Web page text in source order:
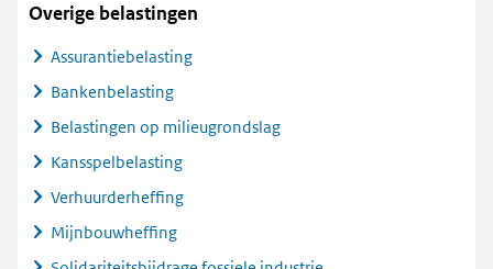
Overige belastingen
Assurantiebelasting
Bankenbelasting
Belastingen op milieugrondslag
Kansspelbelasting
Verhuurderheffing
Mijnbouwheffing